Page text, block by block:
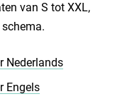
van S tot XXL,
Nederlands
Engels